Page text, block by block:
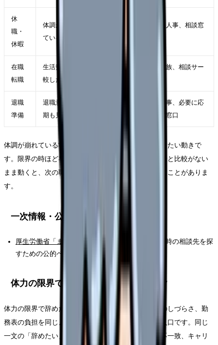
休
職・
休暇
体調が落ち、判断力も下がっ
ている
主治医、人事、相談窓
在職
転職
生活費を守りながら条件を比
較したい
自分、家族、相談サー
退職
準備
退職意思が固く、引き継ぎ時
期も見えている
職場、人事、必要に応
じて外部窓口
体調が崩れている状態で退職届だけを急ぐことは避けたい動きで
す。限界の時ほど早く終わらせたくなりますが、記録と比較がない
まま動くと、次の職場選びで同じ条件を選んでしまうことがありま
す。
一次情報・公的情報
厚生労働省「まもろうよこころ」
：つらさが強い時の相談先を探
すための公的ページです。
体力の限界で辞めたい時の固有チェック
体力の限界で辞めたいの背景にある体調変化、相談のしづらさ、勤
務表の負担を同じメモに残すことが、このテーマの入口です。同じ
一文の「辞めたい」でも、体調の危険、職場条件の不一致、キャリ